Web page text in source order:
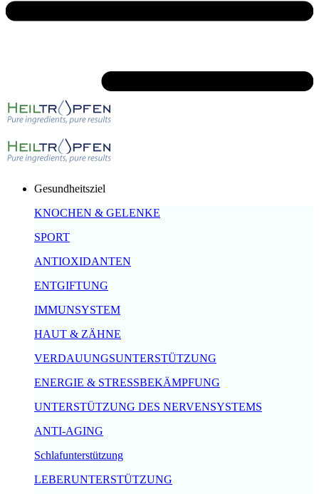
Gesundheitsziel
KNOCHEN & GELENKE
SPORT
ANTIOXIDANTEN
ENTGIFTUNG
IMMUNSYSTEM
HAUT & ZÄHNE
VERDAUUNGSUNTERSTÜTZUNG
ENERGIE & STRESSBEKÄMPFUNG
UNTERSTÜTZUNG DES NERVENSYSTEMS
ANTI-AGING
Schlafunterstützung
LEBERUNTERSTÜTZUNG